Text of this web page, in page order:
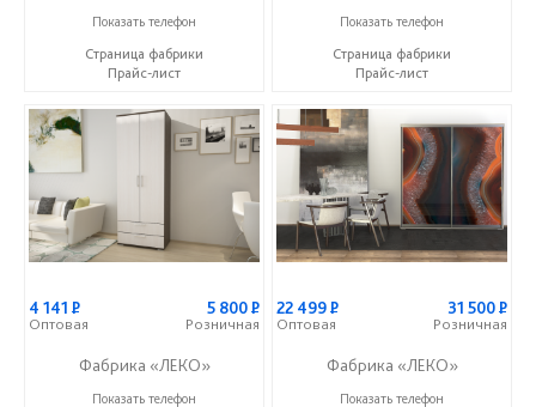
+7 (800) 222-93-90
Показать телефон
Страница фабрики
Прайс-лист
+7 (800) 222-93-90
Показать телефон
Страница фабрики
Прайс-лист
4 141 Р
Оптовая
5 800Р
Розничная
Фабрика «ЛЕКО»
+7 (800) 222-93-90
Показать телефон
22 499Р
Оптовая
31 500Р
Розничная
Фабрика «ЛЕКО»
+7 (800) 222-93-90
Показать телефон